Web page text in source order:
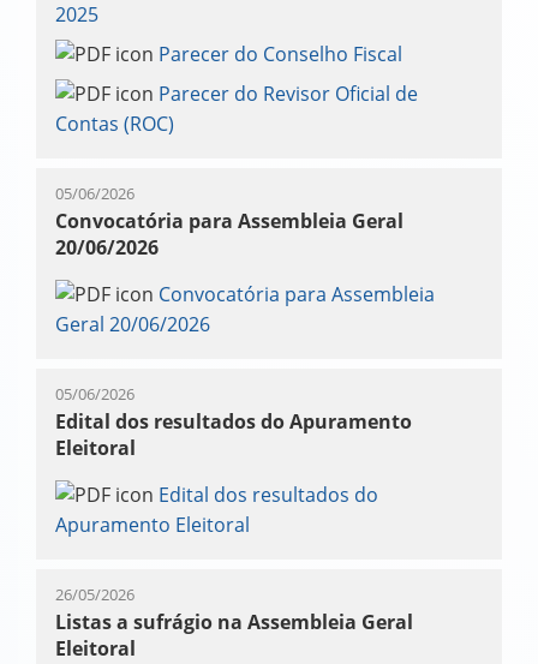
2025
Parecer do Conselho Fiscal
Parecer do Revisor Oficial de
Contas (ROC)
05/06/2026
Convocatória para Assembleia Geral
20/06/2026
Convocatória para Assembleia
Geral 20/06/2026
05/06/2026
Edital dos resultados do Apuramento
Eleitoral
Edital dos resultados do
Apuramento Eleitoral
26/05/2026
Listas a sufrágio na Assembleia Geral
Eleitoral